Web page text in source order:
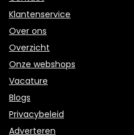
Klantenservice
Over ons
Overzicht
Onze webshops
Vacature
Blogs
Privacybeleid
Adverteren